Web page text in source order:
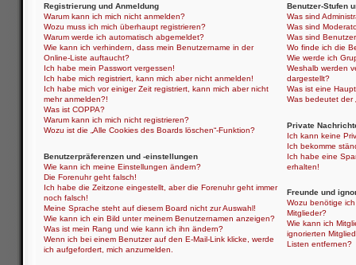
Registrierung und Anmeldung
Warum kann ich mich nicht anmelden?
Wozu muss ich mich überhaupt registrieren?
Warum werde ich automatisch abgemeldet?
Wie kann ich verhindern, dass mein Benutzername in der
Online-Liste auftaucht?
Ich habe mein Passwort vergessen!
Ich habe mich registriert, kann mich aber nicht anmelden!
Ich habe mich vor einiger Zeit registriert, kann mich aber nicht
mehr anmelden?!
Was ist COPPA?
Warum kann ich mich nicht registrieren?
Wozu ist die „Alle Cookies des Boards löschen“-Funktion?
Benutzerpräferenzen und -einstellungen
Wie kann ich meine Einstellungen ändern?
Die Forenuhr geht falsch!
Ich habe die Zeitzone eingestellt, aber die Forenuhr geht immer
noch falsch!
Meine Sprache steht auf diesem Board nicht zur Auswahl!
Wie kann ich ein Bild unter meinem Benutzernamen anzeigen?
Was ist mein Rang und wie kann ich ihn ändern?
Wenn ich bei einem Benutzer auf den E-Mail-Link klicke, werde
ich aufgefordert, mich anzumelden.
Benutzer-Stufen
Was sind
Was sind
Was sind
Wo finde ich die
Wie werde ich
Weshalb werden
dargestellt?
Was ist eine
Was bedeutet der
Private
Ich kann keine
Ich bekomme
Ich habe eine
erhalten!
Freunde und
Wozu benötige
Mitglieder?
Wie kann ich
ignorierten
Listen entfernen?